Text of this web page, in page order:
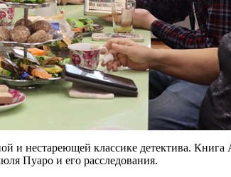
и нестареющей классике детектива.
Пуаро и его расследования.